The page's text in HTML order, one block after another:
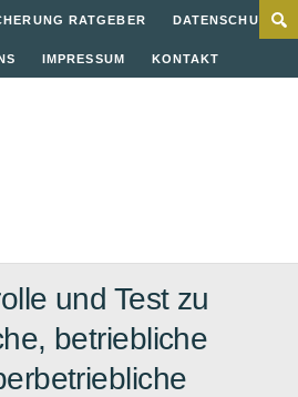
RATGEBER DATENSCHUTZ
IMPRESSUM KONTAKT
und Test zu
betriebliche